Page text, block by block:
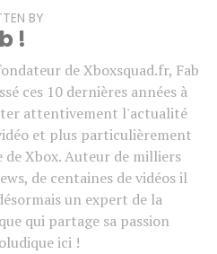
BY
!
de Xboxsquad.fr, Fab
ces 10 dernières années à
attentivement l'actualité
et plus particulièrement
de Xbox. Auteur de milliers
de centaines de vidéos il
un expert de la
qui partage sa passion
ici !